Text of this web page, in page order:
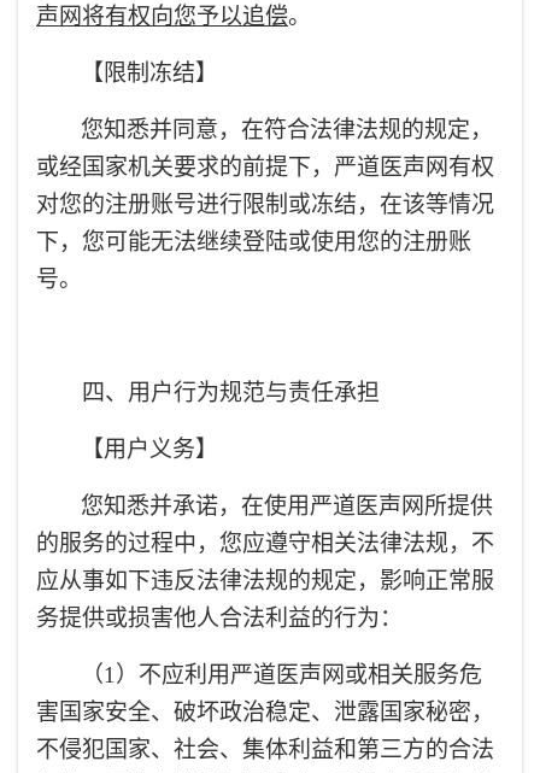
声网将有权向您予以追偿。
【限制冻结】
您知悉并同意，在符合法律法规的规定，
或经国家机关要求的前提下，严道医声网有权
对您的注册账号进行限制或冻结，在该等情况
下，您可能无法继续登陆或使用您的注册账
号。
四、用户行为规范与责任承担
【用户义务】
您知悉并承诺，在使用严道医声网所提供
的服务的过程中，您应遵守相关法律法规，不
应从事如下违反法律法规的规定，影响正常服
务提供或损害他人合法利益的行为：
（1）不应利用严道医声网或相关服务危
害国家安全、破坏政治稳定、泄露国家秘密，
不侵犯国家、社会、集体利益和第三方的合法